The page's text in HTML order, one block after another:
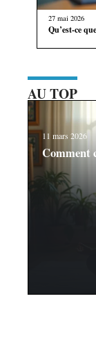
27 mai 2026
Qu’est-ce
AU TOP
11 mars 2026
Comment